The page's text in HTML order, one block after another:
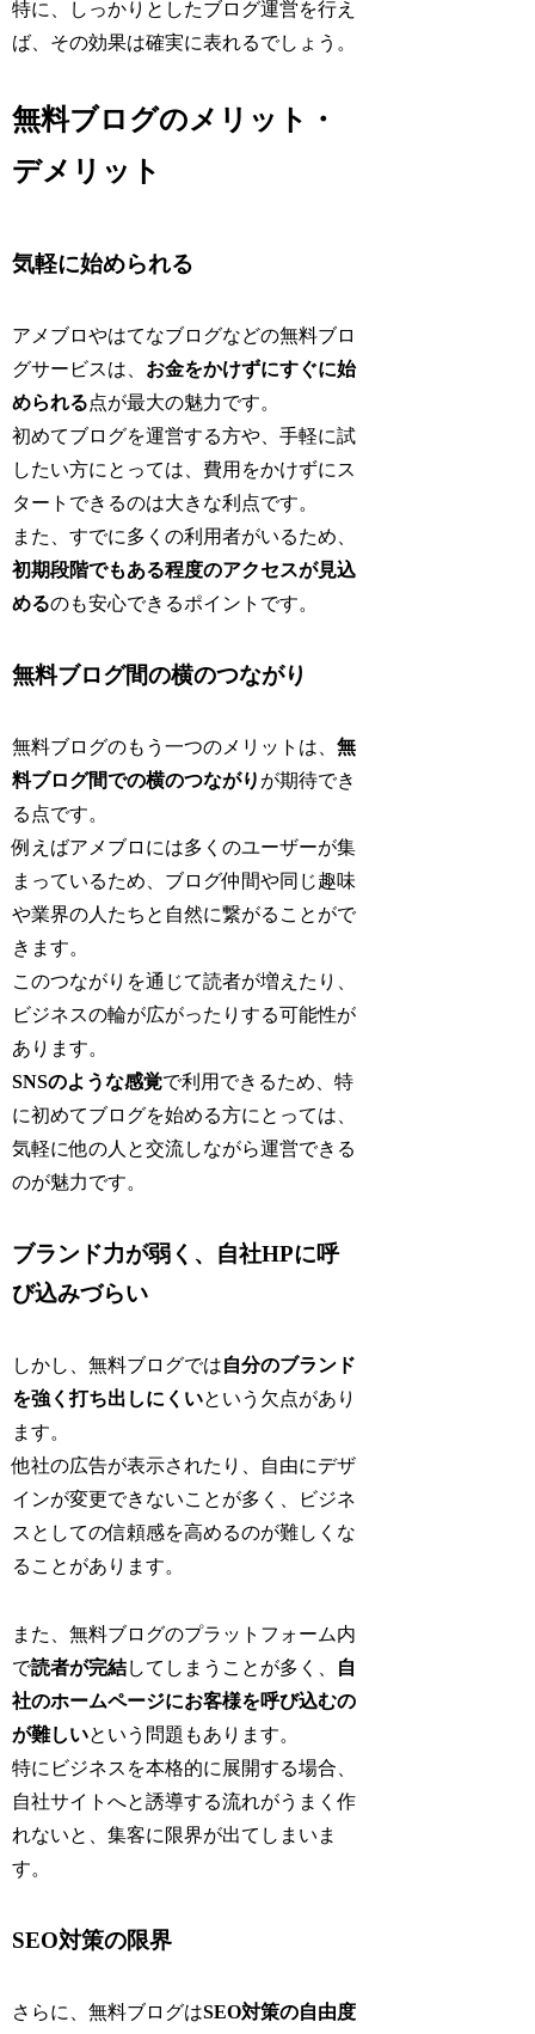
特に、しっかりとしたブログ運営を行え
ば、その効果は確実に表れるでしょう。
無料ブログのメリット・
デメリット
気軽に始められる
アメブロやはてなブログなどの無料ブロ
グサービスは、 お金をかけずにすぐに始
められる点が最大の魅力です。
初めてブログを運営する方や、手軽に試
したい方にとっては、費用をかけずにス
タートできるのは大きな利点です。
また、すでに多くの利用者がいるため、
初期段階でもある程度のアクセスが見込
めるのも安心できるポイントです。
無料ブログ間の横のつながり
無料ブログのもう一つのメリットは、無
料ブログ間での横のつながり が期待でき
る点です。
例えばアメブロには多くのユーザーが集
まっているため、ブログ仲間や同じ趣味
や業界の人たちと自然に繋がることがで
きます。
このつながりを通じて読者が増えたり、
ビジネスの輪が広がったりする可能性が
あります。
SNSのような感覚で利用できるため、特
に初めてブログを始める方にとっては、
気軽に他の人と交流しながら運営できる
のが魅力です。
ブランド力が弱く、自社HPに呼
び込みづらい
しかし、無料ブログでは自分のブランド
を強く打ち出しにくいという欠点があり
ます。
他社の広告が表示されたり、自由にデザ
インが変更できないことが多く、ビジネ
スとしての信頼感を高めるのが難しくな
ることがあります。
また、無料ブログのプラットフォーム内
で読者が完結してしまうことが多く、
自
社のホームページにお客様を呼び込むの
が難しいという問題もあります。
特にビジネスを本格的に展開する場合、
自社サイトへと誘導する流れがうまく作
れないと、集客に限界が出てしまいま
す。
SEO対策の限界
さらに、無料ブログはSEO対策の自由度